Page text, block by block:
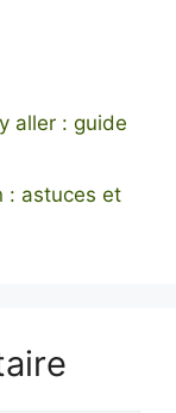
aller : guide
: astuces et